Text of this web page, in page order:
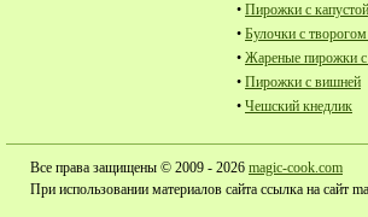
• Пирожки с
• Булочки с
• Жареные пирожки
• Пирожки с вишней
• Чешский кнедлик
Все права защищены © 2009 - 2026 magic-cook.com
При использовании материалов сайта ссылка на сайт